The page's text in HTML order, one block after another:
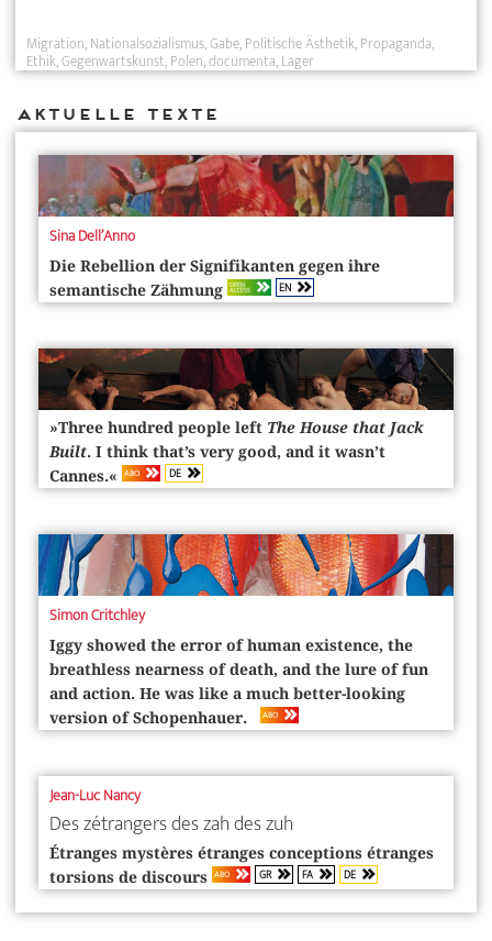
Migration Nationalsozialismus Gabe Politische Ästhetik Propaganda
Ethik Gegenwartskunst Polen documenta Lager
Aktuelle Texte
Sina Dell’Anno
Die Rebellion der Signifikanten gegen ihre
semantische Zähmung OPEN
ACCESS EN
»Three hundred people left The House that Jack
Built. I think that’s very good, and it wasn’t
Cannes.« ABO DE
Simon Critchley
Iggy showed the error of human existence, the
breathless nearness of death, and the lure of fun
and action. He was like a much better-looking
version of Schopenhauer.
ABO
Jean-Luc Nancy
Des zétrangers des zah des zuh
Étranges mystères étranges conceptions étranges
torsions de discours ABO GR FA DE